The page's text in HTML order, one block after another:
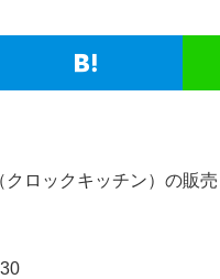
ロックキッチン）の販売